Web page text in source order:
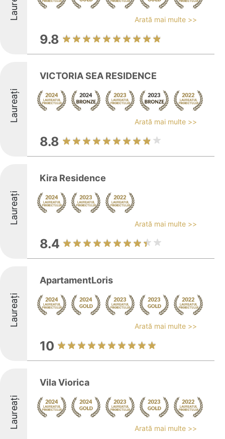
Arată mai multe >>
9.8
Laureați
VICTORIA SEA RESIDENCE
Arată mai multe >>
8.8
Laureați
Kira Residence
Arată mai multe >>
8.4
Laureați
ApartamentLoris
Arată mai multe >>
10
Laureați
Vila Viorica
Arată mai multe >>